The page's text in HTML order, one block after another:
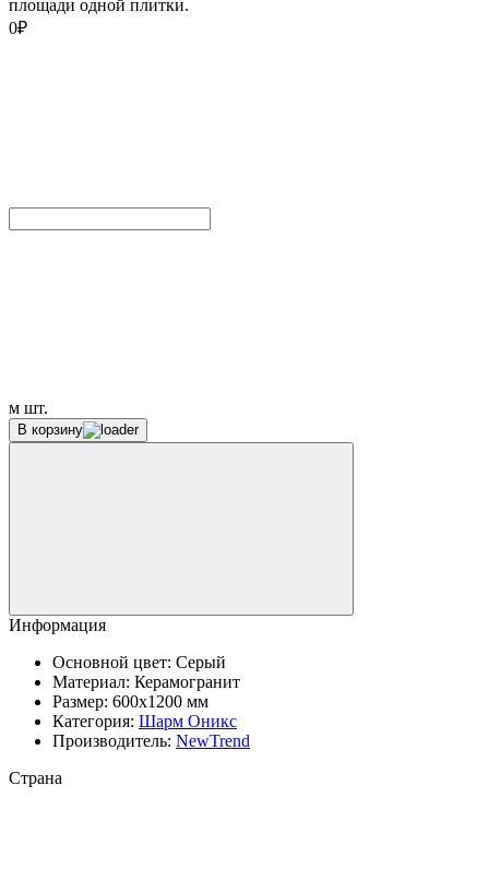
площади одной плитки.
0₽
м шт.
В корзину
Информация
Основной цвет: Серый
Материал: Керамогранит
Размер: 600x1200 мм
Категория: Шарм Оникс
Производитель: NewTrend
Страна